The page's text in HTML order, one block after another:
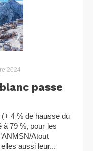
2024
passe
4 % de hausse du
à 79 %, pour les
Atout
aussi leur...